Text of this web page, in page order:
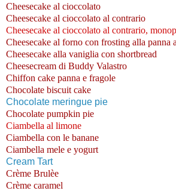
Cheesecake al cioccolato
Cheesecake al cioccolato al contrario
Cheesecake al cioccolato al contrario,
Cheesecake al forno con frosting alla panna
Cheesecake alla vaniglia con shortbread
Cheesecream di Buddy Valastro
Chiffon cake panna e fragole
Chocolate biscuit cake
Chocolate meringue pie
Chocolate pumpkin pie
Ciambella al limone
Ciambella con le banane
Ciambella mele e yogurt
Cream Tart
Crème Brulèe
Crème caramel